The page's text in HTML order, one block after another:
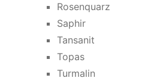
Rosenquarz
Saphir
Tansanit
Topas
Turmalin